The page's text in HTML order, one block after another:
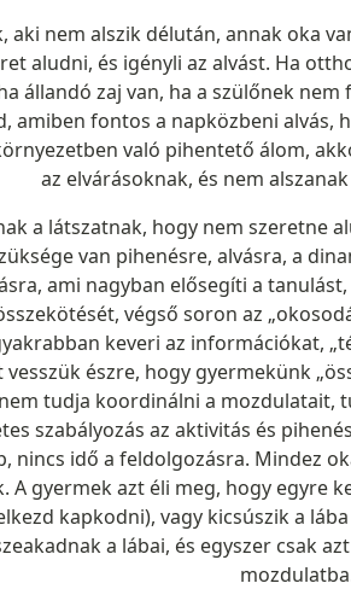
aki nem alszik délután, annak oka
aludni, és igényli az alvást. Ha
állandó zaj van, ha a szülőnek
amiben fontos a napközbeni alvás,
való pihentető álom,
az elvárásoknak, és nem
a látszatnak, hogy nem szeretne
van pihenésre, alvásra, a
ami nagyban elősegíti a
végső soron az
keveri az információkat,
észre, hogy gyermekünk
tudja koordinálni a mozdulatait,
szabályozás az aktivitás és
nincs idő a feldolgozásra. Mindez
A gyermek azt éli meg, hogy egyre
kapkodni), vagy kicsúszik a
a lábai, és egyszer csak